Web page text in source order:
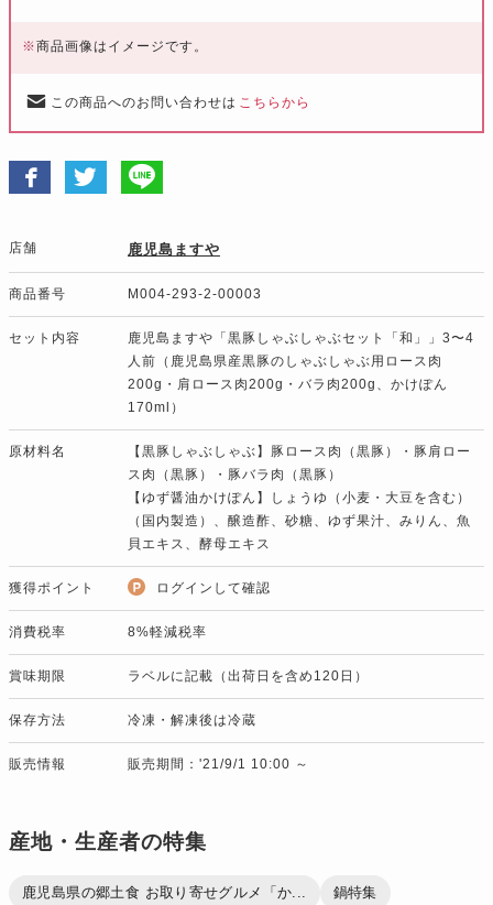
※商品画像はイメージです。
この商品へのお問い合わせは こちらから
店舗 鹿児島ますや
商品番号 M004-293-2-00003
セット内容
鹿児島ますや「黒豚しゃぶしゃぶセット「和」」3〜4
人前（鹿児島県産黒豚のしゃぶしゃぶ用ロース肉
200g・肩ロース肉200g・バラ肉200g、かけぽん
170ml）
原材料名
【黒豚しゃぶしゃぶ】豚ロース肉（黒豚）・豚肩ロー
ス肉（黒豚）・豚バラ肉（黒豚）
【ゆず醤油かけぽん】しょうゆ（小麦・大豆を含む）
（国内製造）、醸造酢、砂糖、ゆず果汁、みりん、魚
貝エキス、酵母エキス
獲得ポイント ログインして確認
消費税率 8%軽減税率
賞味期限 ラベルに記載（出荷日を含め120日）
保存方法 冷凍・解凍後は冷蔵
販売情報 販売期間：'21/9/1 10:00 ～
産地・生産者の特集
鹿児島県の郷土食 お取り寄せグルメ「か... 鍋特集